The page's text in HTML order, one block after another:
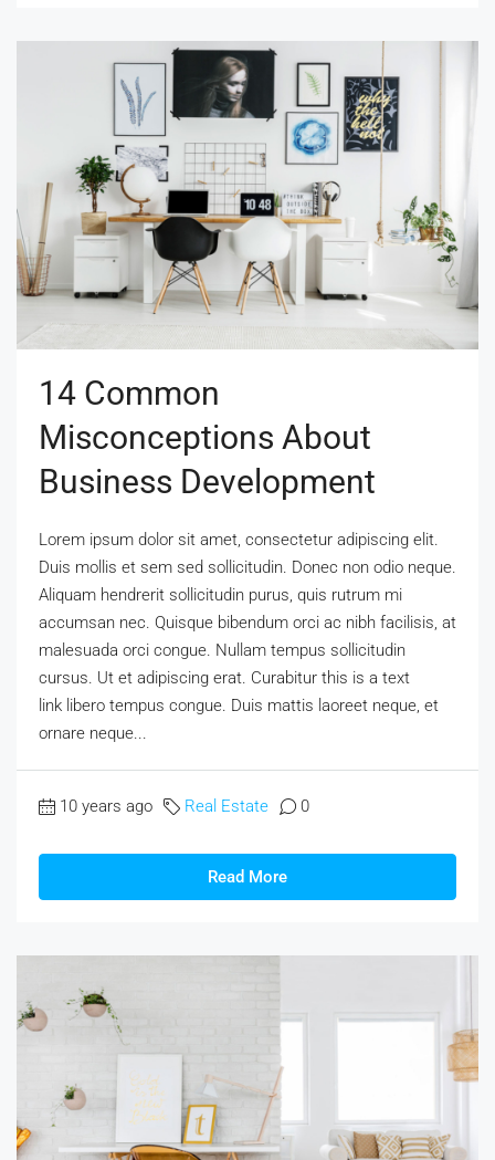
14 Common
Misconceptions About
Business Development
Lorem ipsum dolor sit amet, consectetur adipiscing elit.
Duis mollis et sem sed sollicitudin. Donec non odio neque.
Aliquam hendrerit sollicitudin purus, quis rutrum mi
accumsan nec. Quisque bibendum orci ac nibh facilisis, at
malesuada orci congue. Nullam tempus sollicitudin
cursus. Ut et adipiscing erat. Curabitur this is a text
link libero tempus congue. Duis mattis laoreet neque, et
ornare neque...
10 years ago Real Estate 0
Read More